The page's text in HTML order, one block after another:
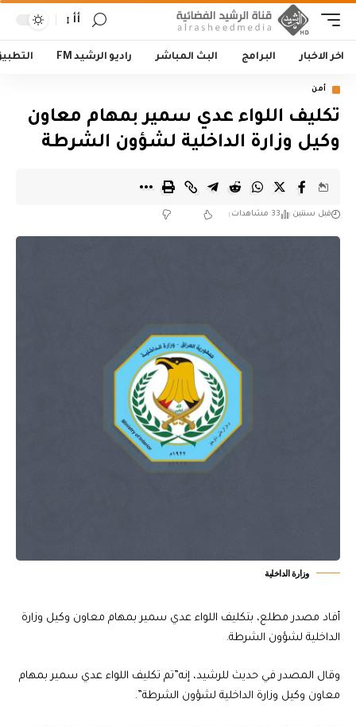
أأ
اخر الاخبار البرامج البث المباشر راديو الرشيد FM
أمن
تكليف اللواء عدي سمير بمهام معاون
وكيل وزارة الداخلية لشؤون الشرطة
قبل سنتين 33 مشاهدات
وزارة الداخلية
أفاد مصدر مطلع، بتكليف اللواء عدي سمير بمهام معاون وكيل وزارة
الداخلية لشؤون الشرطة.
وقال المصدر في حديث للرشيد، إنه”تم تكليف اللواء عدي سمير بمهام
معاون وكيل وزارة الداخلية لشؤون الشرطة”.